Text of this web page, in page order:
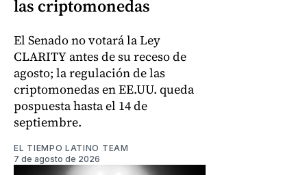
las criptomonedas
El Senado no votará la Ley
CLARITY antes de su receso de
agosto; la regulación de las
criptomonedas en EE.UU. queda
pospuesta hasta el 14 de
septiembre.
EL TIEMPO LATINO TEAM
7 de agosto de 2026